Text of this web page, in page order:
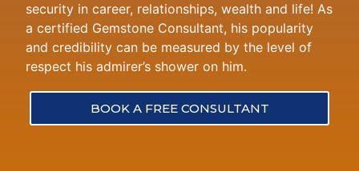
security in career, relationships, wealth and life! As
a certified Gemstone Consultant, his popularity
and credibility can be measured by the level of
respect his admirer’s shower on him.
BOOK A FREE CONSULTANT